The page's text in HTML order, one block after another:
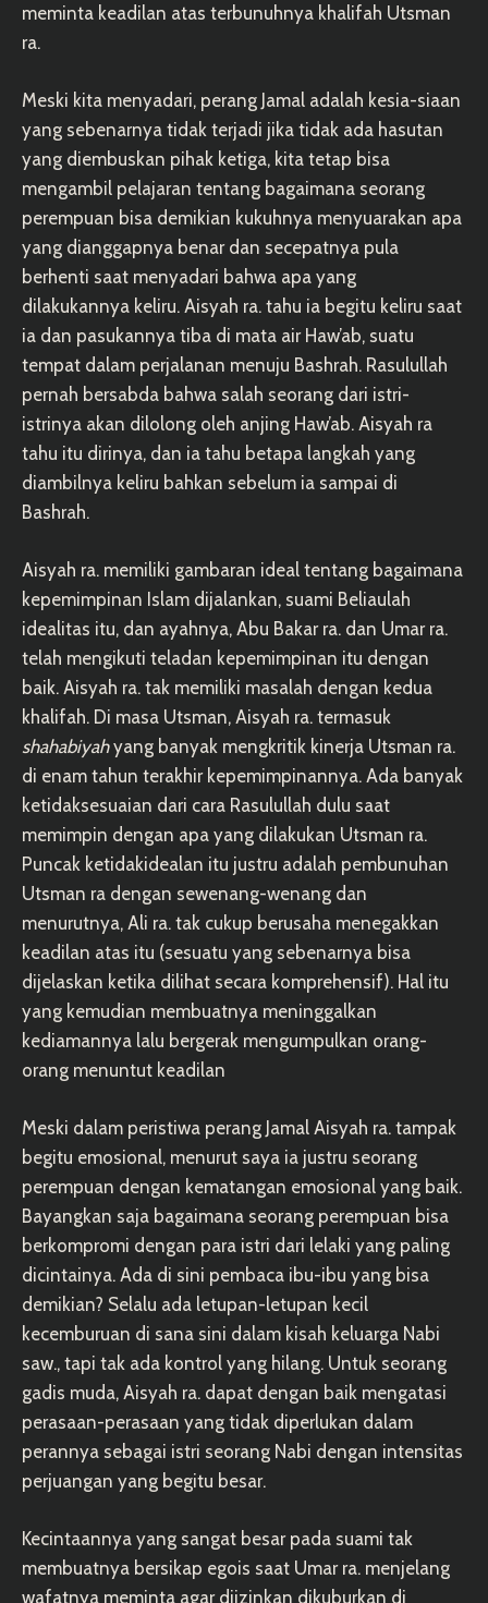
meminta keadilan atas terbunuhnya khalifah Utsman
ra.
Meski kita menyadari, perang Jamal adalah kesia-siaan
yang sebenarnya tidak terjadi jika tidak ada hasutan
yang diembuskan pihak ketiga, kita tetap bisa
mengambil pelajaran tentang bagaimana seorang
perempuan bisa demikian kukuhnya menyuarakan apa
yang dianggapnya benar dan secepatnya pula
berhenti saat menyadari bahwa apa yang
dilakukannya keliru. Aisyah ra. tahu ia begitu keliru saat
ia dan pasukannya tiba di mata air Haw’ab, suatu
tempat dalam perjalanan menuju Bashrah. Rasulullah
pernah bersabda bahwa salah seorang dari istri-
istrinya akan dilolong oleh anjing Haw’ab. Aisyah ra
tahu itu dirinya, dan ia tahu betapa langkah yang
diambilnya keliru bahkan sebelum ia sampai di
Bashrah.
Aisyah ra. memiliki gambaran ideal tentang bagaimana
kepemimpinan Islam dijalankan, suami Beliaulah
idealitas itu, dan ayahnya, Abu Bakar ra. dan Umar ra.
telah mengikuti teladan kepemimpinan itu dengan
baik. Aisyah ra. tak memiliki masalah dengan kedua
khalifah. Di masa Utsman, Aisyah ra. termasuk
shahabiyahyang banyak mengkritik kinerja Utsman ra.
di enam tahun terakhir kepemimpinannya. Ada banyak
ketidaksesuaian dari cara Rasulullah dulu saat
memimpin dengan apa yang dilakukan Utsman ra.
Puncak ketidakidealan itu justru adalah pembunuhan
Utsman ra dengan sewenang-wenang dan
menurutnya, Ali ra. tak cukup berusaha menegakkan
keadilan atas itu (sesuatu yang sebenarnya bisa
dijelaskan ketika dilihat secara komprehensif). Hal itu
yang kemudian membuatnya meninggalkan
kediamannya lalu bergerak mengumpulkan orang-
orang menuntut keadilan
Meski dalam peristiwa perang Jamal Aisyah ra. tampak
begitu emosional, menurut saya ia justru seorang
perempuan dengan kematangan emosional yang baik.
Bayangkan saja bagaimana seorang perempuan bisa
berkompromi dengan para istri dari lelaki yang paling
dicintainya. Ada di sini pembaca ibu-ibu yang bisa
demikian? Selalu ada letupan-letupan kecil
kecemburuan di sana sini dalam kisah keluarga Nabi
saw., tapi tak ada kontrol yang hilang. Untuk seorang
gadis muda, Aisyah ra. dapat dengan baik mengatasi
perasaan-perasaan yang tidak diperlukan dalam
perannya sebagai istri seorang Nabi dengan intensitas
perjuangan yang begitu besar.
Kecintaannya yang sangat besar pada suami tak
membuatnya bersikap egois saat Umar ra. menjelang
wafatnya meminta agar diizinkan dikuburkan di